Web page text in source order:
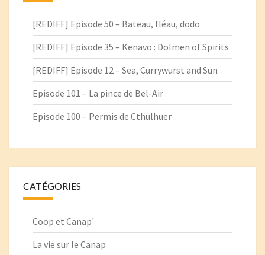
[REDIFF] Episode 50 – Bateau, fléau, dodo
[REDIFF] Episode 35 – Kenavo : Dolmen of Spirits
[REDIFF] Episode 12 – Sea, Currywurst and Sun
Episode 101 – La pince de Bel-Air
Episode 100 – Permis de Cthulhuer
CATÉGORIES
Coop et Canap'
La vie sur le Canap